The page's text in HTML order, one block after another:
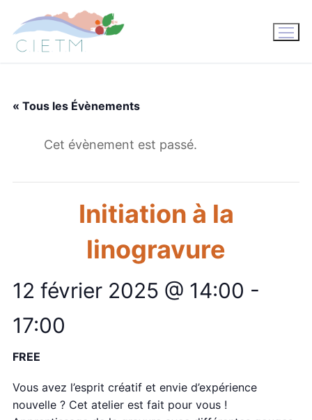
contenu
« Tous les Évènements
Cet évènement est passé.
Initiation à la
linogravure
12 février 2025 @ 14:00 -
17:00
FREE
Vous avez l’esprit créatif et envie d’expérience
nouvelle ? Cet atelier est fait pour vous !